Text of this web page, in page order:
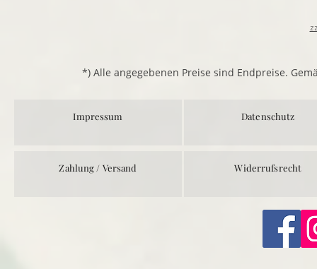
*) Alle angegebenen Preise sind Endpreise.
Impressum
Zahlung / Versand
Datenschutz
Widerrufsrecht